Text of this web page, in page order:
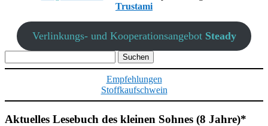
Trustami
Verlinkungs- und Kooperationsangebot Steady
nach:
Empfehlungen
Stoffkaufschwein
Aktuelles Lesebuch des kleinen Sohnes (8 Jahre)*